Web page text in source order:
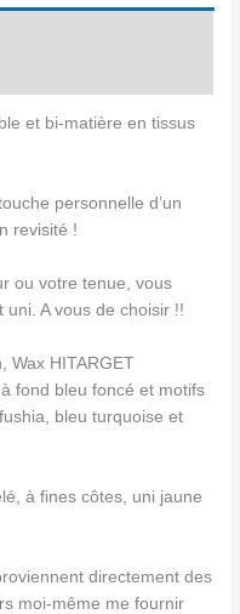
et bi-matière en tissus
personnelle d’un
revisité !
ou votre tenue, vous
A vous de choisir !!
Wax HITARGET
fond bleu foncé et motifs
bleu turquoise et
à fines côtes, uni jaune
directement des
moi-même me fournir